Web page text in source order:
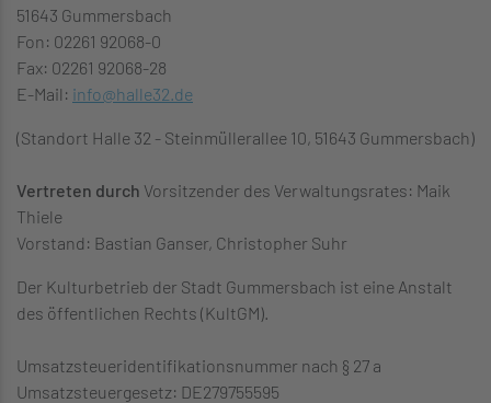
51643 Gummersbach
Fon: 02261 92068-0
Fax: 02261 92068-28
E-Mail: info@halle32.de
(Standort Halle 32 - Steinmüllerallee 10, 51643 Gummersbach)
Vertreten durch Vorsitzender des Verwaltungsrates: Maik
Thiele
Vorstand: Bastian Ganser, Christopher Suhr
Der Kulturbetrieb der Stadt Gummersbach ist eine Anstalt
des öffentlichen Rechts (KultGM).
Umsatzsteueridentifikationsnummer nach § 27 a
Umsatzsteuergesetz: DE279755595